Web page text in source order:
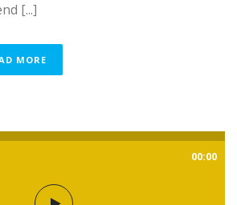
[...]
MORE
00:00